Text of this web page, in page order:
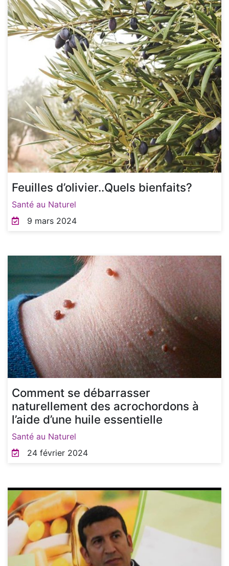
Feuilles d’olivier..Quels bienfaits?
Santé au Naturel
9 mars 2024
Comment se débarrasser
naturellement des acrochordons à
l’aide d’une huile essentielle
Santé au Naturel
24 février 2024